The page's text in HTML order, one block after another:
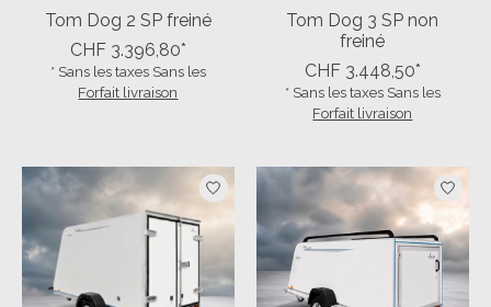
Tom Dog 2 SP freiné
CHF 3.396,80*
* Sans les taxes Sans les
Forfait livraison
Tom Dog 3 SP non
freiné
CHF 3.448,50*
* Sans les taxes Sans les
Forfait livraison